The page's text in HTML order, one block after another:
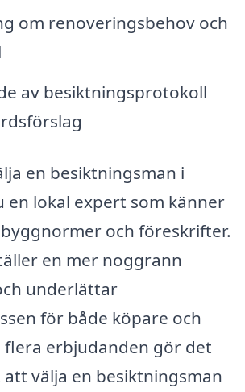
om renoveringsbehov och
av besiktningsprotokoll
en besiktningsman i
en lokal expert som känner
och föreskrifter.
en mer noggrann
underlättar
för både köpare och
flera erbjudanden gör det
välja en besiktningsman